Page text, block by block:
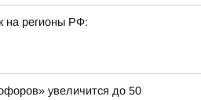
на регионы РФ:
увеличится до 50